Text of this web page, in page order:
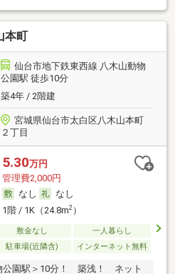
本町
仙台市地下鉄東西線 八木山動物
公園駅 徒歩10分
築4年 / 2階建
宮城県仙台市太白区八木山本町
２丁目
5.30万円
管理費2,000円
なし
なし
1階 / 1K（24.8m2）
敷金なし
一人暮らし
駐車場(近隣含) インターネット無料
公園駅＞10分！ 築浅！ ネット